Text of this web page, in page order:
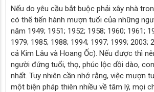
Nếu do yêu cầu bắt buộc phải xây nhà
có thể tiến hành mượn tuổi của những
năm 1949; 1951; 1952; 1958; 1960; 1961;
1979; 1985; 1988; 1994; 1997; 1999; 2003;
cả Kim Lâu và Hoang Ốc). Nếu được thì
người đứng tuổi, thọ, phúc lộc dồi dào,
nhất. Tuy nhiên cần nhớ rằng, việc mượn
một biện pháp thiên nhiều về tâm lý, mọi